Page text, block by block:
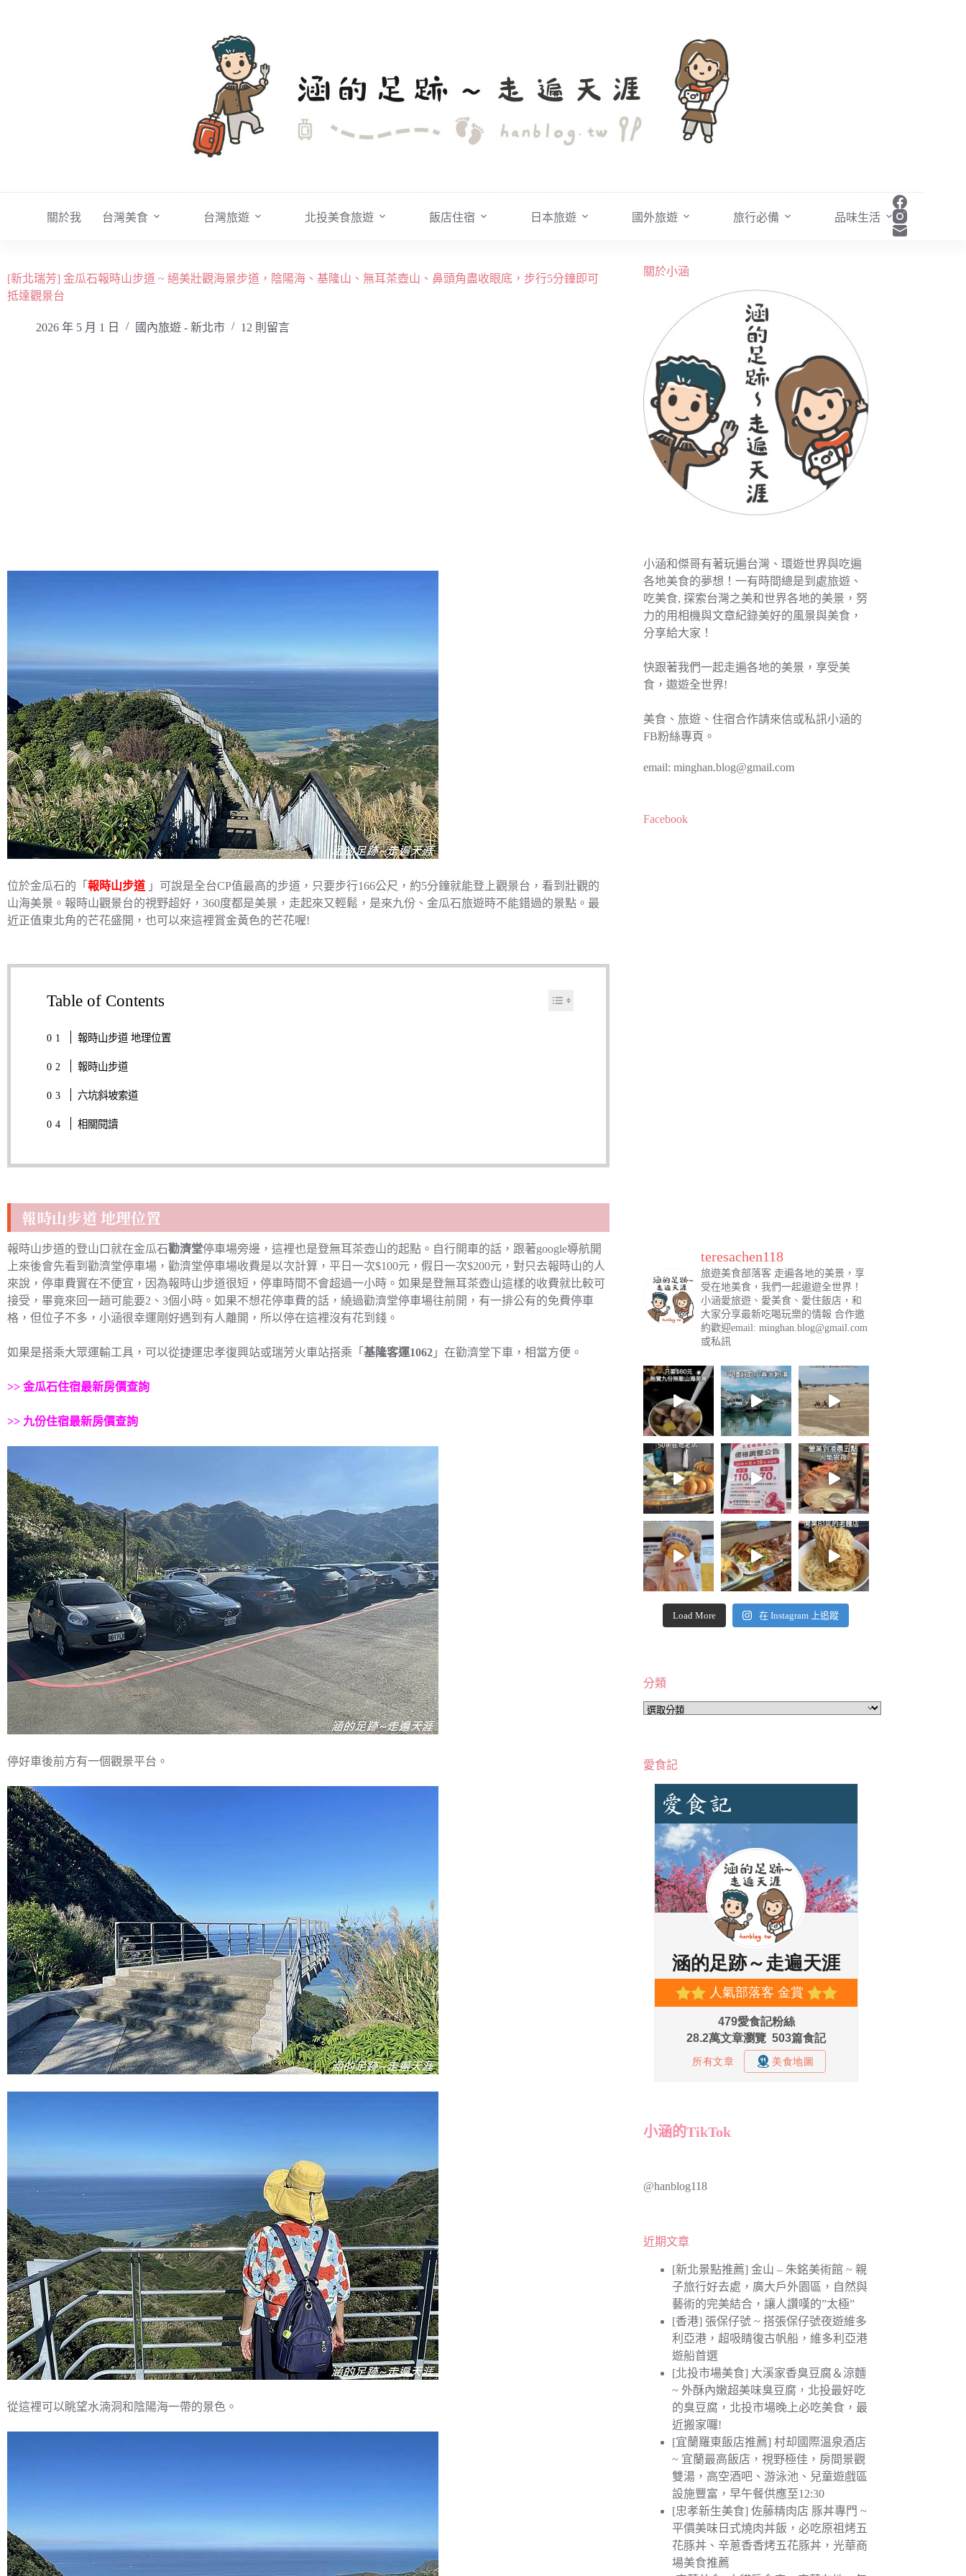
關於我 台灣美食 台灣旅遊 北投美食旅遊 飯店住宿 日本旅遊 國外旅遊 旅行必備 品味生活
[新北瑞芳] 金瓜石報時山步道 ~ 絕美壯觀海景步道，陰陽海、基隆山、無耳茶壺山、鼻頭角盡收眼底，步行5分鐘即可
抵達觀景台
2026 年 5 月 1 日 國內旅遊 - 新北市 12 則留言
位於金瓜石的「 報時山步道 」可說是全台CP值最高的步道，只要步行166公尺，約5分鐘就能登上觀景台，看到壯觀的
山海美景。報時山觀景台的視野超好，360度都是美景，走起來又輕鬆，是來九份、金瓜石旅遊時不能錯過的景點。最
近正值東北角的芒花盛開，也可以來這裡賞金黃色的芒花喔!
Table of Contents
報時山步道 地理位置
報時山步道
六坑斜坡索道
相關閱讀
報時山步道 地理位置
報時山步道的登山口就在金瓜石勸濟堂停車場旁邊，這裡也是登無耳茶壺山的起點。自行開車的話，跟著google導航開
上來後會先看到勸濟堂停車場，勸濟堂停車場收費是以次計算，平日一次$100元，假日一次$200元，對只去報時山的人
來說，停車費實在不便宜，因為報時山步道很短，停車時間不會超過一小時。如果是登無耳茶壺山這樣的收費就比較可
接受，畢竟來回一趟可能要2、3個小時。如果不想花停車費的話，繞過勸濟堂停車場往前開，有一排公有的免費停車
格，但位子不多，小涵很幸運剛好遇到有人離開，所以停在這裡沒有花到錢。
如果是搭乘大眾運輸工具，可以從捷運忠孝復興站或瑞芳火車站搭乘「 基隆客運1062 」在勸濟堂下車，相當方便。
>> 金瓜石住宿最新房價查詢
>> 九份住宿最新房價查詢
停好車後前方有一個觀景平台。
從這裡可以眺望水湳洞和陰陽海一帶的景色。
關於小涵
小涵和傑哥有著玩遍台灣、環遊世界與吃遍
各地美食的夢想！一有時間總是到處旅遊、
吃美食, 探索台灣之美和世界各地的美景，努
力的用相機與文章紀錄美好的風景與美食，
分享給大家！
快跟著我們一起走遍各地的美景，享受美
食，遨遊全世界!
美食、旅遊、住宿合作請來信或私訊小涵的
FB粉絲專頁。
email: minghan.blog@gmail.com
Facebook
teresachen118
旅遊美食部落客走遍各地的美景，享
受在地美食，我們一起遨遊全世界！
小涵愛旅遊、愛美食、愛住飯店，和
大家分享最新吃喝玩樂的情報 合作邀
約歡迎email: minghan.blog@gmail.com
或私訊
Load More 在 Instagram 上追蹤
分類
分
愛食記
小涵的TikTok
@hanblog118
近期文章
[新北景點推薦] 金山 – 朱銘美術館 ~ 親
子旅行好去處，廣大戶外園區，自然與
藝術的完美結合，讓人讚嘆的”太極”
[香港] 張保仔號 ~ 搭張保仔號夜遊維多
利亞港，超吸睛復古帆船，維多利亞港
遊船首選
[北投市場美食] 大溪家香臭豆腐＆涼麵
~ 外酥內嫩超美味臭豆腐，北投最好吃
的臭豆腐，北投市場晚上必吃美食，最
近搬家囉!
[宜蘭羅東飯店推薦] 村却國際溫泉酒店
~ 宜蘭最高飯店，視野極佳，房間景觀
雙湯，高空酒吧、游泳池、兒童遊戲區
設施豐富，早午餐供應至12:30
[忠孝新生美食] 佐藤精肉店 豚丼專門 ~
平價美味日式燒肉丼飯，必吃原祖烤五
花豚丼、辛蔥香香烤五花豚丼，光華商
場美食推薦